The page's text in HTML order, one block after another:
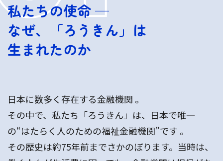
私たちの使命 ─
なぜ、
「ろうきん」は
生まれたのか
日本に数多く存在する金融機関 。
その中で、私たち「ろうきん」は、日本で唯一
の“はたらく人のための福祉金融機関”です 。
その歴史は約75年前までさかのぼります。当時は、